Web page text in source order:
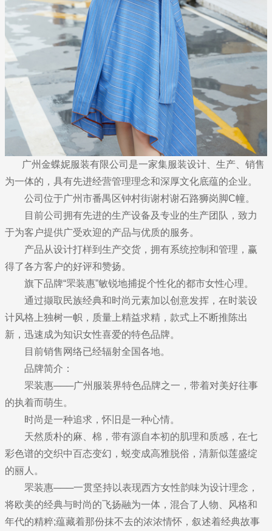
广州金蝶妮服装有限公司是一家集服装设计、生产、销售
为一体的，具有先进经营管理理念和深厚文化底蕴的企业。
公司位于广州市番禺区钟村街谢村谢石路狮岗脚C幢。
目前公司拥有先进的生产设备及专业的生产团队，致力
于为客户提供广受欢迎的产品与优质的服务。
产品从设计打样到生产交货，拥有系统控制和管理，赢
得了各方客户的好评和赞扬。
旗下品牌“罘装惠”敏锐地捕捉个性化的都市女性心理。
通过撷取民族经典和时尚元素加以创意发挥，在时装设
计风格上独树一帜，质量上精益求精，款式上不断推陈出
新，迅速成为知识女性喜爱的特色品牌。
目前销售网络已经辐射全国各地。
品牌简介：
罘装惠───广州服装界特色品牌之一，带着对美好往事
的执着而萌生。
时尚是一种追求，怀旧是一种心情。
天然质朴的麻、棉，带有源自本初的肌理和质感，在七
彩色谱的交织中百态变幻，蜕变成高雅脱俗，清新似莲盛绽
的丽人。
罘装惠───一贯坚持以表现西方女性韵味为设计理念，
将欧美的经典与时尚的飞扬融为一体，混合了人物、风格和
年代的精粹;蕴藏着那份抹不去的浓浓情怀，叙述着经典故事